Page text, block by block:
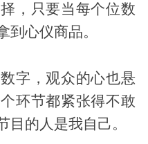
，只要当每个位数
到心仪商品。
字，观众的心也悬
环节都紧张得不敢
目的人是我自己。